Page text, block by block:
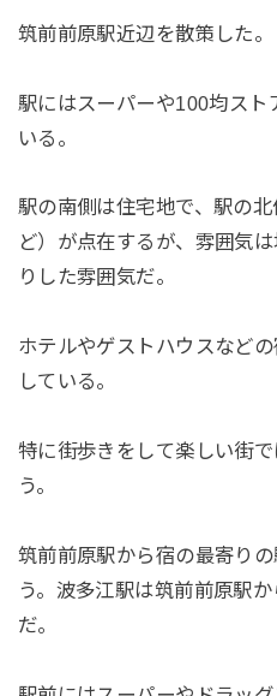
筑前前原駅近辺を散策した。
駅にはスーパーや100均スト
いる。
駅の南側は住宅地で、駅の
ど）が点在するが、雰囲気
りした雰囲気だ。
ホテルやゲストハウスなど
している。
特に街歩きをして楽しい街
う。
筑前前原駅から宿の最寄り
う。波多江駅は筑前前原駅
だ。